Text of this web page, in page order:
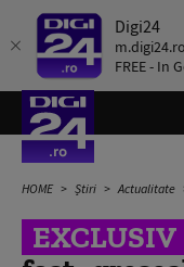
Digi24
m.digi24.ro
FREE - In
HOME Știri Actualitate
EXCLUSIV